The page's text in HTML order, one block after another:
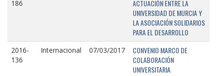
186
ACTUACIÓN ENTRE LA
UNIVERSIDAD DE MURCIA Y
LA ASOCIACIÓN SOLIDARIOS
PARA EL DESARROLLO
2016-
136
Internacional 07/03/2017
CONVENIO MARCO DE
COLABORACIÓN
UNIVERSITARIA